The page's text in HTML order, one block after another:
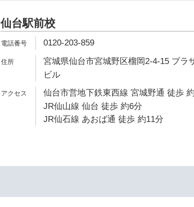
仙台駅前校
0120-203-859
宮城県仙台市宮城野区榴岡2-4-15 プラ
ビル
仙台市営地下鉄東西線 宮城野通 徒歩
JR仙山線 仙台 徒歩 約6分
JR仙石線 あおば通 徒歩 約11分